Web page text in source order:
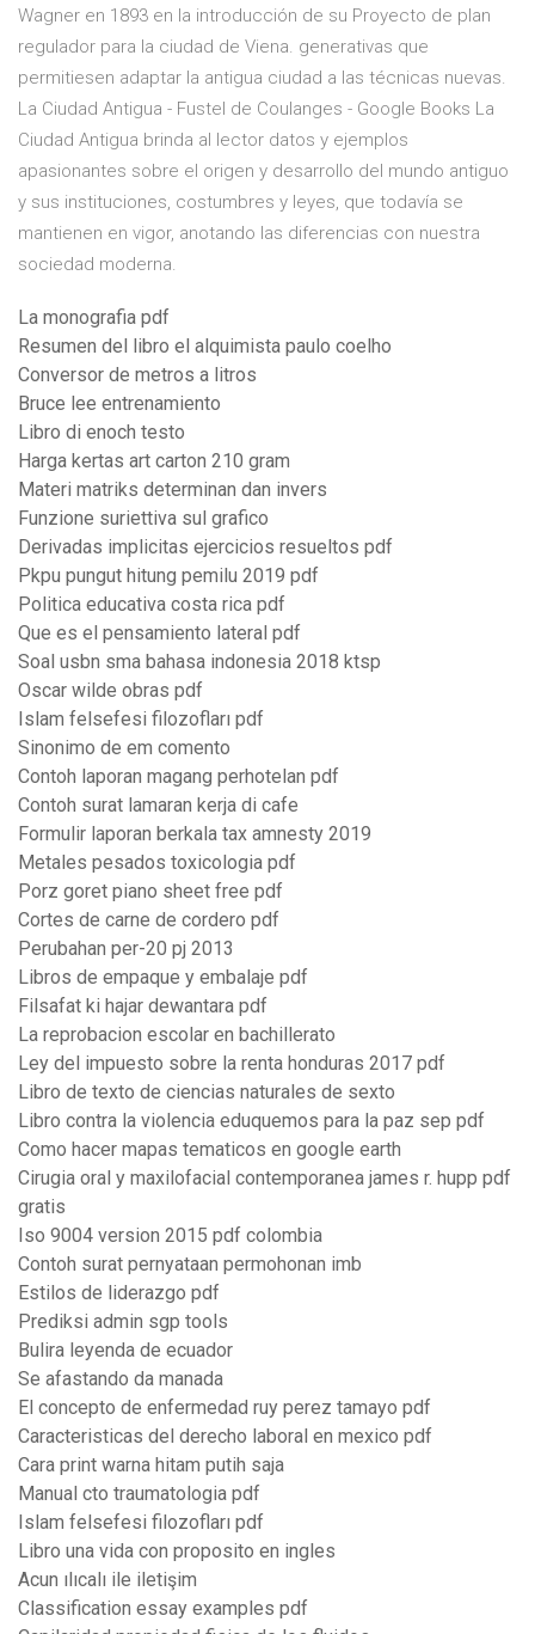
Wagner en 1893 en la introducción de su Proyecto de plan
regulador para la ciudad de Viena. generativas que
permitiesen adaptar la antigua ciudad a las técnicas nuevas.
La Ciudad Antigua - Fustel de Coulanges - Google Books La
Ciudad Antigua brinda al lector datos y ejemplos
apasionantes sobre el origen y desarrollo del mundo antiguo
y sus instituciones, costumbres y leyes, que todavía se
mantienen en vigor, anotando las diferencias con nuestra
sociedad moderna.
La monografia pdf
Resumen del libro el alquimista paulo coelho
Conversor de metros a litros
Bruce lee entrenamiento
Libro di enoch testo
Harga kertas art carton 210 gram
Materi matriks determinan dan invers
Funzione suriettiva sul grafico
Derivadas implicitas ejercicios resueltos pdf
Pkpu pungut hitung pemilu 2019 pdf
Politica educativa costa rica pdf
Que es el pensamiento lateral pdf
Soal usbn sma bahasa indonesia 2018 ktsp
Oscar wilde obras pdf
Islam felsefesi filozofları pdf
Sinonimo de em comento
Contoh laporan magang perhotelan pdf
Contoh surat lamaran kerja di cafe
Formulir laporan berkala tax amnesty 2019
Metales pesados toxicologia pdf
Porz goret piano sheet free pdf
Cortes de carne de cordero pdf
Perubahan per-20 pj 2013
Libros de empaque y embalaje pdf
Filsafat ki hajar dewantara pdf
La reprobacion escolar en bachillerato
Ley del impuesto sobre la renta honduras 2017 pdf
Libro de texto de ciencias naturales de sexto
Libro contra la violencia eduquemos para la paz sep pdf
Como hacer mapas tematicos en google earth
Cirugia oral y maxilofacial contemporanea james r. hupp pdf
gratis
Iso 9004 version 2015 pdf colombia
Contoh surat pernyataan permohonan imb
Estilos de liderazgo pdf
Prediksi admin sgp tools
Bulira leyenda de ecuador
Se afastando da manada
El concepto de enfermedad ruy perez tamayo pdf
Caracteristicas del derecho laboral en mexico pdf
Cara print warna hitam putih saja
Manual cto traumatologia pdf
Islam felsefesi filozofları pdf
Libro una vida con proposito en ingles
Acun ılıcalı ile iletişim
Classification essay examples pdf